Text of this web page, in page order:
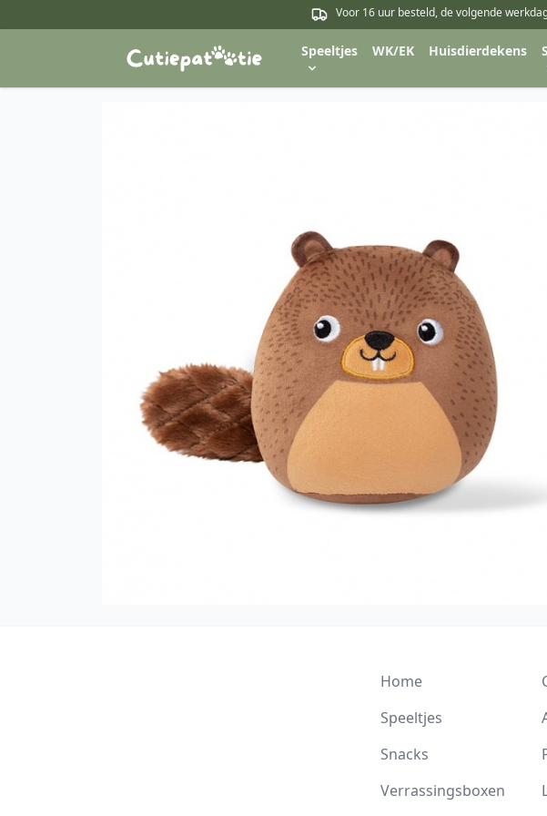
Voor 16 uur besteld, de volgende
Speeltjes WK/EK Huisdierdekens
Home
Speeltjes
Snacks
Verrassingsboxen